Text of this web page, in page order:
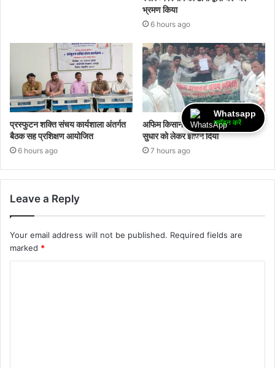
भ्रमण किया
6 hours ago
प्रस्फुटन शक्ति संचय कार्यशाला अंतर्गत
बैठक सह प्रशिक्षण आयोजित
6 hours ago
अफिम किसानों ने अपनी समस्या व निती मे
सुधार को लेकर ज्ञापन दिया
7 hours ago
Leave a Reply
Your email address will not be published. Required fields are
marked *
Whatsapp
ज्वॉइन करें